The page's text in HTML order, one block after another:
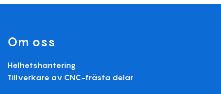
Om oss
Helhetshantering
Tillverkare av CNC-frästa delar